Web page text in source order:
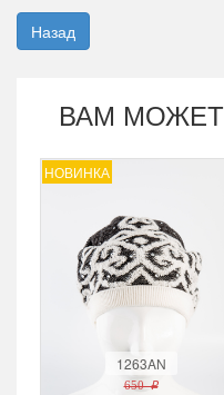
Назад
ВАМ МОЖЕТ
НОВИНКА
1263AN
650 r